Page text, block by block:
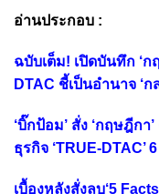
อ่านประกอบ :
ฉบับเต็ม! เปิดบันทึก ‘
DTAC ชี้เป็นอำนาจ ‘
‘บิ๊กป้อม’ สั่ง ‘กฤษฎีก
ธุรกิจ ‘TRUE-DTAC’
เบื้องหลังสั่งลบ‘5